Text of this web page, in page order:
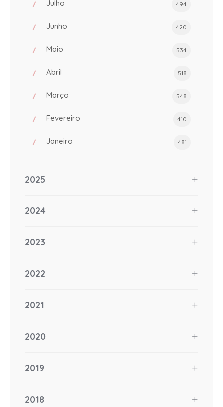
Julho 494
Junho 420
Maio 534
Abril 518
Março 548
Fevereiro 410
Janeiro 481
2025
2024
2023
2022
2021
2020
2019
2018